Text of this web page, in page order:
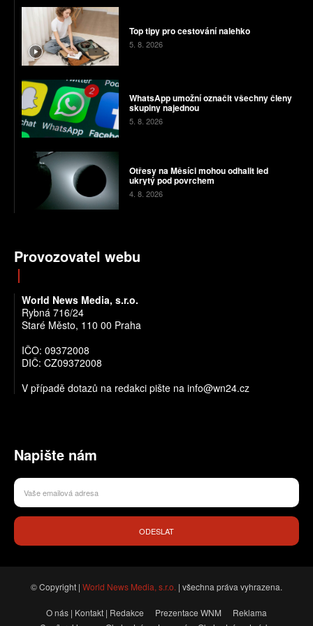
Top tipy pro cestování nalehko
5. 8. 2026
WhatsApp umožní označit všechny členy
skupiny najednou
5. 8. 2026
Otřesy na Měsíci mohou odhalit led
ukrytý pod povrchem
4. 8. 2026
Provozovatel webu
World News Media, s.r.o.
Rybná 716/24
Staré Město, 110 00 Praha
IČO: 09372008
DIČ: CZ09372008
V případě dotazů na redakci pište na info@wn24.cz
Napište nám
ODESLAT
© Copyright | World News Media, s.r.o. | všechna práva vyhrazena.
O nás | Kontakt | Redakce Prezentace WNM
Reklama